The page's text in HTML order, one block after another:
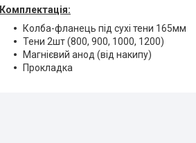
Комплектація:
Колба-фланець під сухі тени 165мм
Тени 2шт (800, 900, 1000, 1200)
Магнієвий анод (від накипу)
Прокладка